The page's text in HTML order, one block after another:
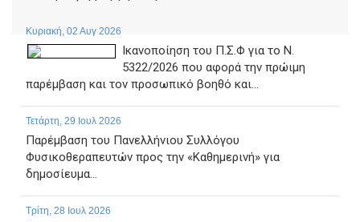
Κυριακή, 02 Αυγ 2026
Ικανοποίηση του Π.Σ.Φ για το Ν.
5322/2026 που αφορά την πρώιμη
παρέμβαση και τον προσωπικό βοηθό και...
Τετάρτη, 29 Ιουλ 2026
Παρέμβαση του Πανελλήνιου Συλλόγου
Φυσικοθεραπευτών προς την «Καθημερινή» για
δημοσίευμα...
Τρίτη, 28 Ιουλ 2026